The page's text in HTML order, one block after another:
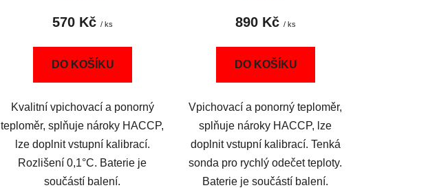
570 Kč / ks
DO KOŠÍKU
Kvalitní vpichovací a ponorný
teploměr, splňuje nároky HACCP,
lze doplnit vstupní kalibrací.
Rozlišení 0,1°C. Baterie je
součástí balení.
890 Kč / ks
DO KOŠÍKU
Vpichovací a ponorný teploměr,
splňuje nároky HACCP, lze
doplnit vstupní kalibrací. Tenká
sonda pro rychlý odečet teploty.
Baterie je součástí balení.